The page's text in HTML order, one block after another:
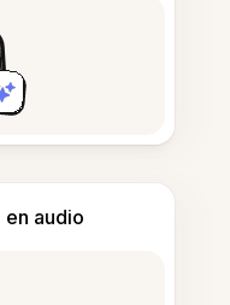
audio